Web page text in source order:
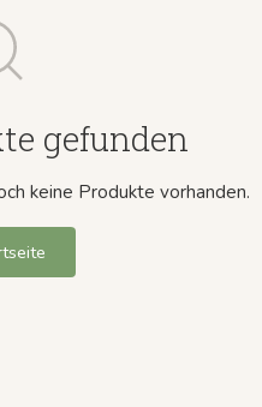
gefunden
keine Produkte vorhanden.